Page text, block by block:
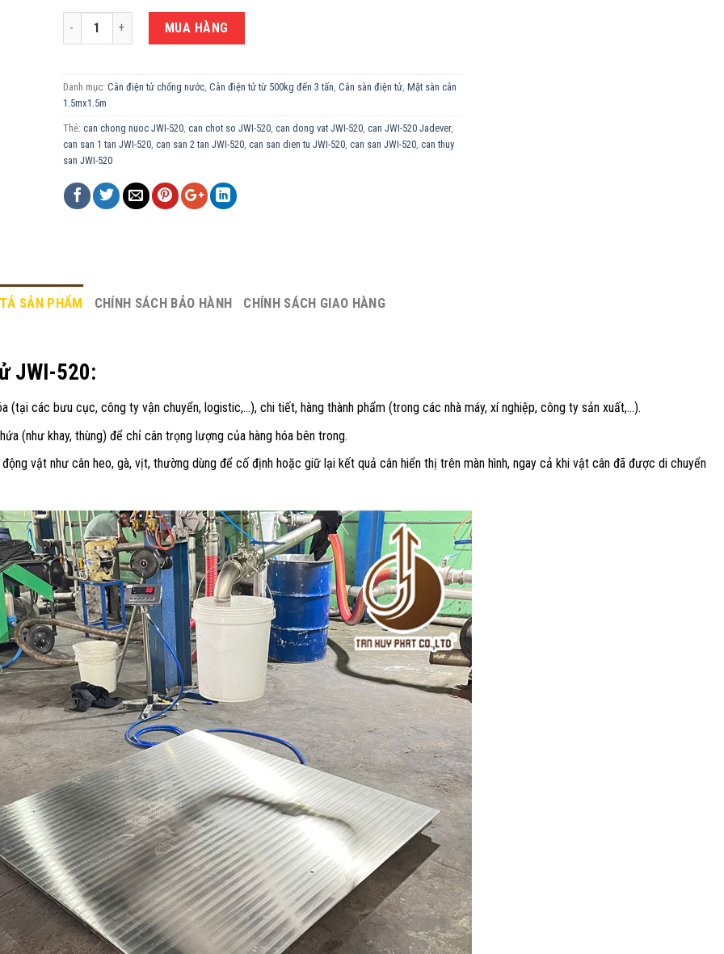
CÂN ĐIỆN TỬ CHỐNG NƯỚC 1.5 TẤN JWI-520 - MẶT SÀN CÂN INOX 1.5M X 1.5M số lượng
MUA HÀNG
Danh mục: Cân điện tử chống nước, Cân điện tử từ 500kg đến 3 tấn Cân sàn điện tử, Mặt sàn cân
1.5mx1.5m
Thẻ: can chong nuoc JWI-520, can chot so JWI-520, can dong vat JWI-520, can JWI-520 Jadever,
can san 1 tan JWI-520, can san 2 tan JWI-520, can san dien tu JWI-520, can san JWI-520, can thuy
san JWI-520
SẢN PHẨM CHÍNH SÁCH BẢO HÀNH CHÍNH SÁCH GIAO HÀNG
JWI-520:
(tại các bưu cục, công ty vận chuyển, logistic,…), chi tiết, hàng thành phẩm (trong các nhà máy, xí nghiệp, công ty sản xuất,…).
(như khay, thùng) để chỉ cân trọng lượng của hàng hóa bên trong.
vật như cân heo, gà, vịt, thường dùng để cố định hoặc giữ lại kết quả cân hiển thị trên màn hình, ngay cả khi vật cân đã được di chuyển